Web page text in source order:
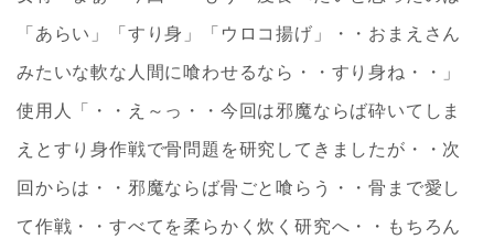
「あらい」「すり身」「ウロコ揚げ」・・おまえさん
みたいな軟な人間に喰わせるなら・・すり身ね・・」
使用人「・・え～っ・・今回は邪魔ならば砕いてしま
えとすり身作戦で骨問題を研究してきましたが・・次
回からは・・邪魔ならば骨ごと喰らう・・骨まで愛し
て作戦・・すべてを柔らかく炊く研究へ・・もちろん